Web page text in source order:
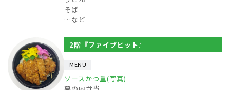
そば
…など
2階『ファイブピット』
MENU
ソースかつ重(写真)